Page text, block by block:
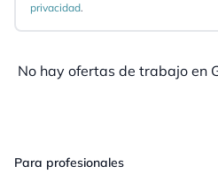
privacidad.
No hay ofertas de trabajo en
Para profesionales